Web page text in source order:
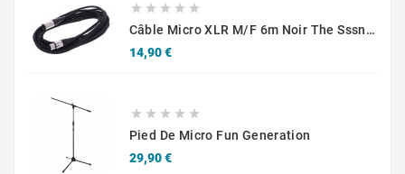
    
Câble Micro XLR M/F 6m Noir The Sssnake SM6BK
14,90 €Prix
    
Pied De Micro Fun Generation
29,90 €Prix